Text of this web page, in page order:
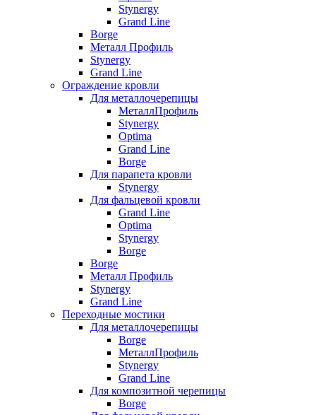
Stynergy
Grand Line
Borge
Металл Профиль
Stynergy
Grand Line
Ограждение кровли
Для металлочерепицы
МеталлПрофиль
Stynergy
Optima
Grand Line
Borge
Для парапета кровли
Stynergy
Для фальцевой кровли
Grand Line
Optima
Stynergy
Borge
Borge
Металл Профиль
Stynergy
Grand Line
Переходные мостики
Для металлочерепицы
Borge
МеталлПрофиль
Stynergy
Grand Line
Для композитной черепицы
Borge